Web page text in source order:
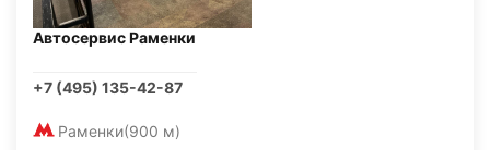
Автосервис Раменки
+7 (495) 135-42-87
Раменки(900 м)